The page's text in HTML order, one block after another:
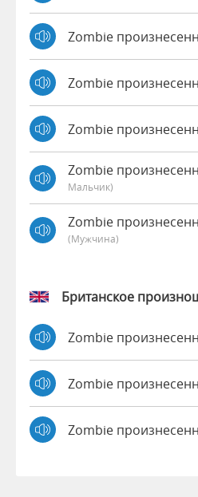
Zombie
Zombie
Zombie
Zombie
Мальчик)
Zombie
(мужчина)
Британское
Zombie
Zombie
Zombie